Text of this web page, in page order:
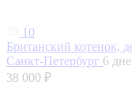
10
Британский котенок,
Санкт-Петербург 6
38 000 ₽